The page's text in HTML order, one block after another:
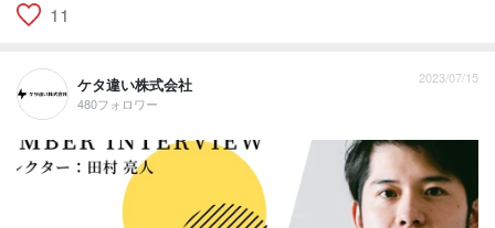
11
ケタ違い株式会社
480フォロワー
2023/07/15